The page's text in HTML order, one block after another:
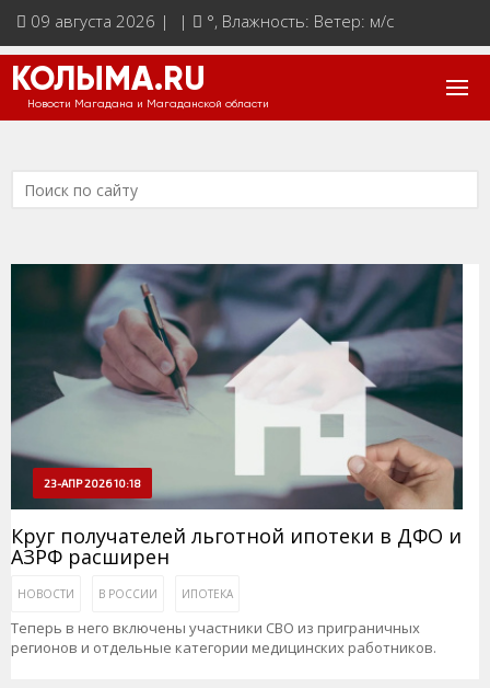
09 августа 2026 | | °, Влажность: Ветер: м/с
КОЛЫМА.RU
Новости Магадана и Магаданской области
23-АПР 2026 10:18
Круг получателей льготной ипотеки в ДФО и
АЗРФ расширен
НОВОСТИ В РОССИИ ИПОТЕКА
Теперь в него включены участники СВО из приграничных
регионов и отдельные категории медицинских работников.